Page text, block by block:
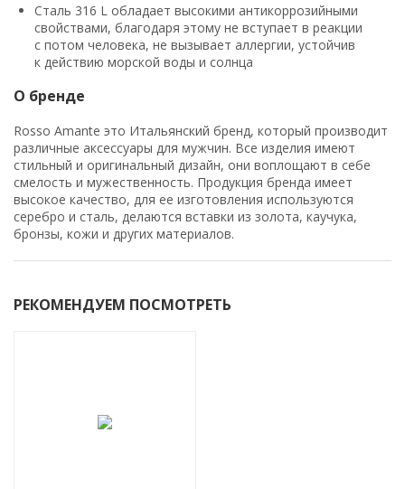
Сталь 316 L обладает высокими антикоррозийными
свойствами, благодаря этому не вступает в реакции
с потом человека, не вызывает аллергии, устойчив
к действию морской воды и солнца
О бренде
Rosso Amante это Итальянский бренд, который производит
различные аксессуары для мужчин. Все изделия имеют
стильный и оригинальный дизайн, они воплощают в себе
смелость и мужественность. Продукция бренда имеет
высокое качество, для ее изготовления используются
серебро и сталь, делаются вставки из золота, каучука,
бронзы, кожи и других материалов.
РЕКОМЕНДУЕМ ПОСМОТРЕТЬ